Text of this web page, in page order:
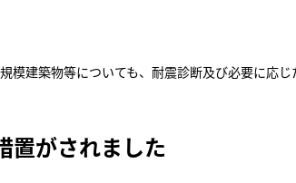
建築物等についても、耐震診断及び必要に応じ
置がされました